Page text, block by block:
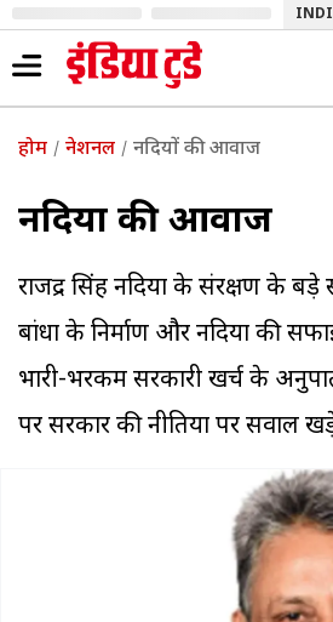
होम नेशनल नदियों की आवाज
नदियों की आवाज
राजेंद्र सिंह नदियों के संरक्षण के
बांधों के निर्माण और नदियों की
भारी-भरकम सरकारी खर्च के
पर सरकार की नीतियों पर सवाल